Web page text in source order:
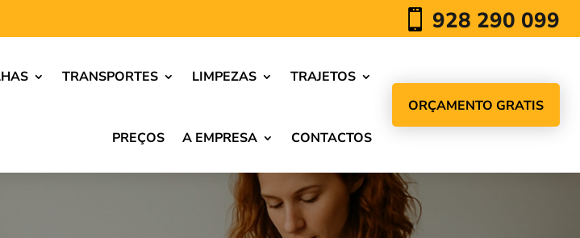
 928 290 099
TRANSPORTES LIMPEZAS TRAJETOS
PREÇOS A EMPRESA CONTACTOS
ORÇAMENTO GRATIS